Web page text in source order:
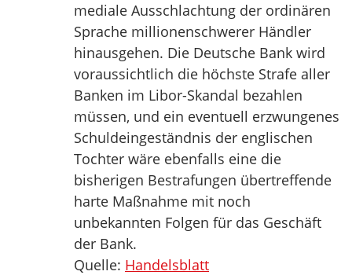
mediale Ausschlachtung der ordinären
Sprache millionenschwerer Händler
hinausgehen. Die Deutsche Bank wird
voraussichtlich die höchste Strafe aller
Banken im Libor-Skandal bezahlen
müssen, und ein eventuell erzwungenes
Schuldeingeständnis der englischen
Tochter wäre ebenfalls eine die
bisherigen Bestrafungen übertreffende
harte Maßnahme mit noch
unbekannten Folgen für das Geschäft
der Bank.
Quelle: Handelsblatt